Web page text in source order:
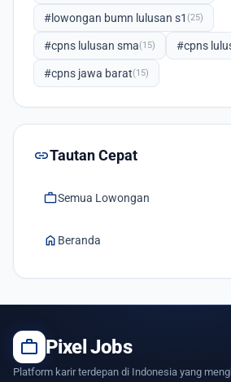
#lowongan bumn lulusan s1 (25)
#cpns lulusan sma(15) #cpns
#cpns jawa barat(15)
linkTautan Cepat
workSemua Lowongan
home Beranda
work Pixel Jobs
Platform karir terdepan di Indonesia yang